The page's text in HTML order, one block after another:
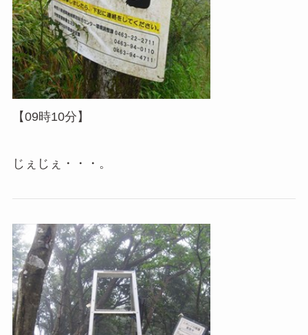
【09時10分】
じぇじぇ・・・。